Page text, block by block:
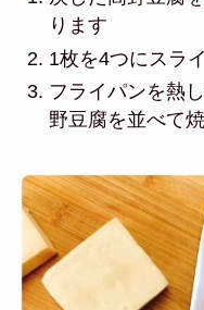
ります
1枚を4つにスラ
フライパンを熱
野豆腐を並べて焼